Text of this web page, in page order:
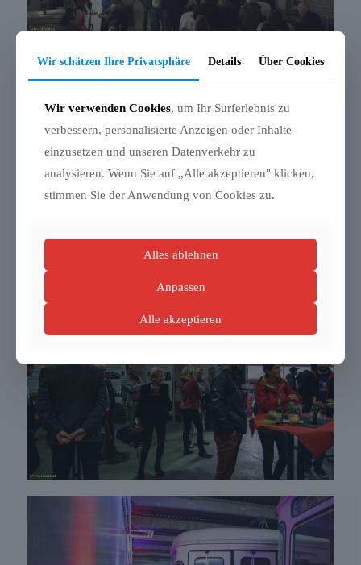
Wir schätzen Ihre Privatsphäre Details Über Cookies
Wir verwenden Cookies, um Ihr Surferlebnis zu
verbessern, personalisierte Anzeigen oder Inhalte
einzusetzen und unseren Datenverkehr zu
analysieren. Wenn Sie auf „Alle akzeptieren" klicken,
stimmen Sie der Anwendung von Cookies zu.
Alles ablehnen
Anpassen
Alle akzeptieren